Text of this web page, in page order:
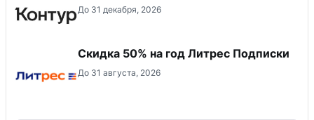
До 31 декабря, 2026
Скидка 50% на год Литрес Подписки
До 31 августа, 2026